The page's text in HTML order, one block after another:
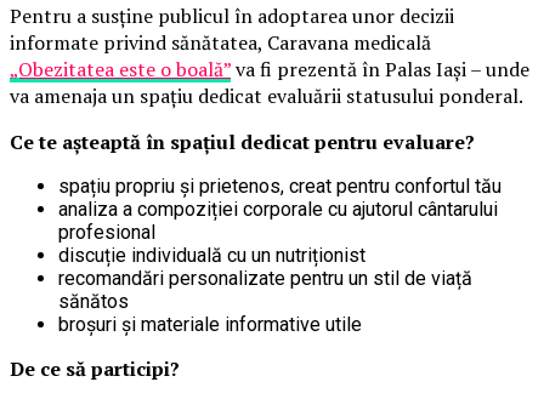
Pentru a susține publicul în adoptarea unor decizii
informate privind sănătatea, Caravana medicală
„Obezitatea este o boală”va fi prezentă în Palas Iași – unde
va amenaja un spațiu dedicat evaluării statusului ponderal.
Ce te așteaptă în spațiul dedicat pentru evaluare?
spațiu propriu și prietenos, creat pentru confortul tău
analiza a compoziției corporale cu ajutorul cântarului
profesional
discuție individuală cu un nutriționist
recomandări personalizate pentru un stil de viață
sănătos
broșuri și materiale informative utile
De ce să participi?